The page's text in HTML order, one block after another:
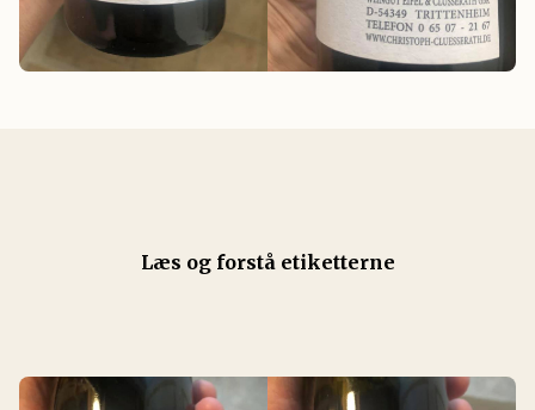
Læs og forstå etiketterne